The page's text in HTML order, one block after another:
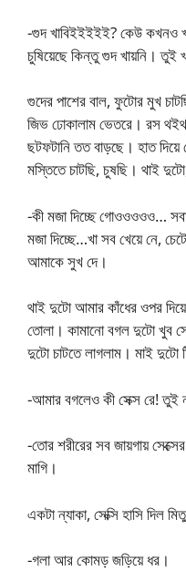
-গুদ খাবিইইইইই? কেউ কখনও
চুষিয়েছে কিন্তু গুদ খায়নি। তুই
গুদের পাশের বাল, ফুটোর মুখ
জিভ ঢোকালাম ভেতরে। রস
ছটফটানি তত বাড়ছে। হাত
মস্তিতে চাটছি, চুষছি। থাই
-কী মজা দিচ্ছে গোওওওওও…
মজা দিচ্ছে…খা সব খেয়ে নে,
আমাকে সুখ দে।
থাই দুটো আমার কাঁধের ওপর
তোলা। কামানো বগল দুটো খুব
দুটো চাটতে লাগলাম। মাই দুটো
-আমার বগলেও কী সেক্স রে! তুই
-তোর শরীরের সব জায়গায়
মাগি।
একটা ন্যাকা, সেক্সি হাসি দিল
-গলা আর কোমড় জড়িয়ে ধর।